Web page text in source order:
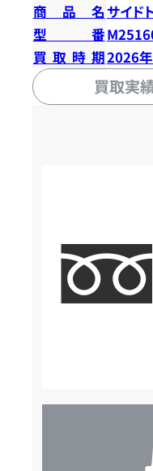
商品名 サイド
型番
買取時期2026
買取実